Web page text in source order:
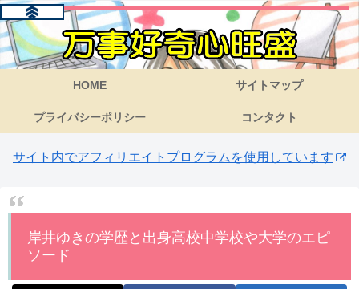
HOME サイトマップ
プライバシーポリシー コンタクト
サイト内でアフィリエイトプログラムを使用しています
岸井ゆきの学歴と出身高校中学校や大学のエピ
ソード